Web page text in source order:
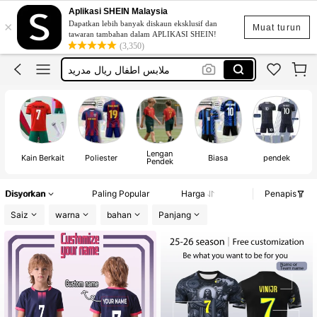
Muat turun
×
Aplikasi SHEIN Malaysia
Dapatkan lebih banyak diskaun eksklusif dan
tawaran tambahan dalam APLIKASI SHEIN!
(3,350)
ملابس كرة قدم أولاد
اواعي الرياضيه كريستيانو
ملابس اطفال ريال مدريد
قميص كرستيانو عمر8
ملابس كرة قدم أولاد
اواعي الرياضيه كريستيانو
Kain Berkait Poliester Lengan
Pendek Biasa pendek
Disyorkan Paling Popular Harga
Penapis
Saiz
warna bahan Panjang